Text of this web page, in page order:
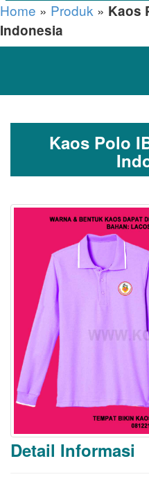
Home » Produk » Kaos
Indonesia
Kaos Polo
Detail Informasi